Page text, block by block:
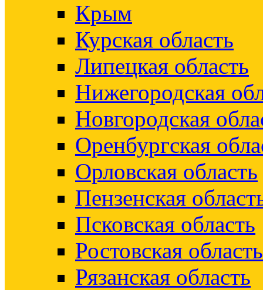
Крым
Курская область
Липецкая область
Нижегородская
Новгородская
Оренбургская
Орловская область
Пензенская
Псковская область
Ростовская область
Рязанская область